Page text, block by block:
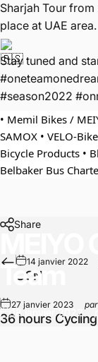
Team
18 janvier 2022
Sharjah Tour from
place at UAE area.
Stay tuned and
#season2022
• Memil Bikes /
SAMOX • VELO-
Bicycle Products •
Belbaker Bus
Share
14 janvier 2022
CCN
27 janvier 2023 par
36 hours